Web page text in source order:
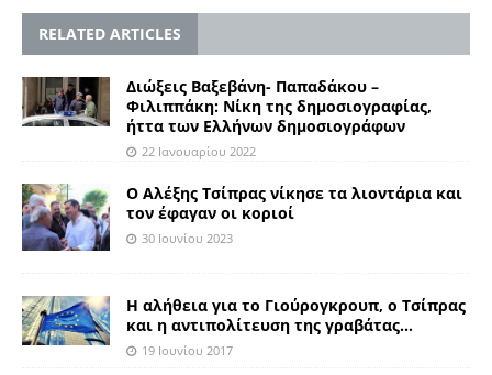
RELATED ARTICLES
Διώξεις Βαξεβάνη- Παπαδάκου –
Φιλιππάκη: Νίκη της δημοσιογραφίας,
ήττα των Ελλήνων δημοσιογράφων
22 Ιανουαρίου 2022
Ο Αλέξης Τσίπρας νίκησε τα λιοντάρια και
τον έφαγαν οι κοριοί
30 Ιουνίου 2023
Η αλήθεια για το Γιούρογκρουπ, ο Τσίπρας
και η αντιπολίτευση της γραβάτας…
19 Ιουνίου 2017